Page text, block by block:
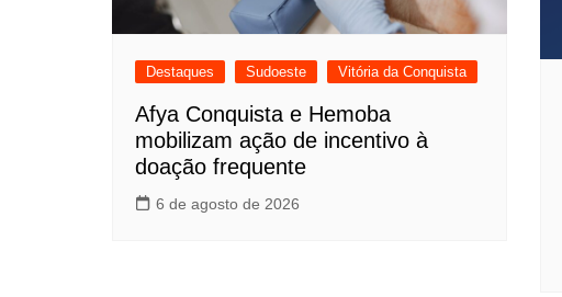
Destaques Sudoeste Vitória da Conquista
Afya Conquista e Hemoba
mobilizam ação de incentivo à
doação frequente
6 de agosto de 2026